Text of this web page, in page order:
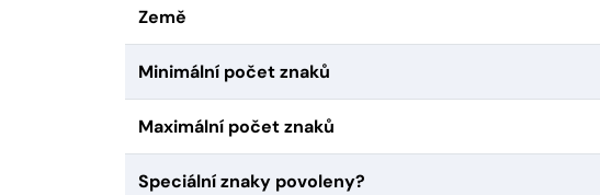
Země
Minimální počet znaků
Maximální počet znaků
Speciální znaky povoleny?